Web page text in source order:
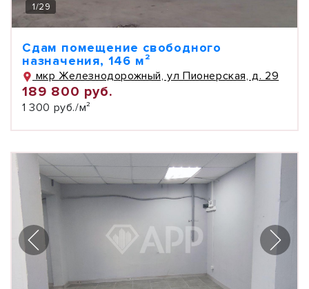
1/29
Сдам помещение свободного
назначения, 146 м²
мкр Железнодорожный, ул Пионерская, д. 29
189 800 руб.
1 300 руб./м²